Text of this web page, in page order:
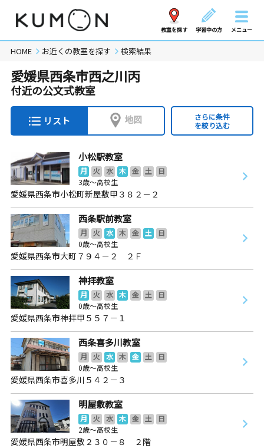
教室を探す 学習中の方 メニュー
HOME お近くの教室を探す 検索結果
愛媛県西条市西之川丙
付近の公文式教室
リスト 地図
さらに条件
を絞り込む
小松駅教室
月 火 水 木 金 土
日
3歳～高校生
愛媛県西条市小松町新屋敷甲３８２－２
西条駅前教室
月 火 水 木 金 土
日
0歳～高校生
愛媛県西条市大町７９４－２ ２Ｆ
神拝教室
月 火 水 木 金 土
日
0歳～高校生
愛媛県西条市神拝甲５５７－１
西条喜多川教室
月 火 水 木 金 土
日
0歳～高校生
愛媛県西条市喜多川５４２－３
明屋敷教室
月 火 水 木 金 土
日
2歳～高校生
愛媛県西条市明屋敷２３０－８ ２階